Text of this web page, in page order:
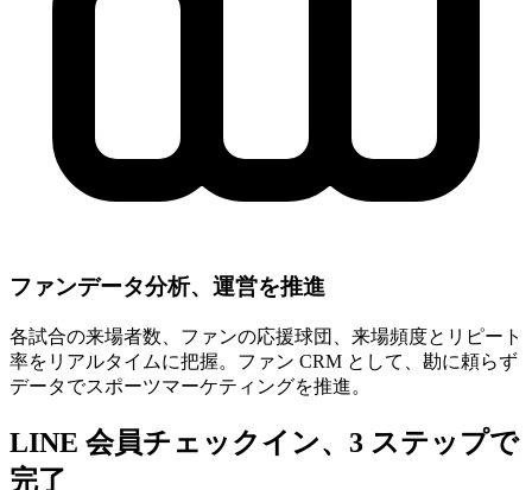
ファンデータ分析、運営を推進
各試合の来場者数、ファンの応援球団、来場頻度とリピート
率をリアルタイムに把握。ファン CRM として、勘に頼らず
データでスポーツマーケティングを推進。
LINE 会員チェックイン、3 ステップで
完了